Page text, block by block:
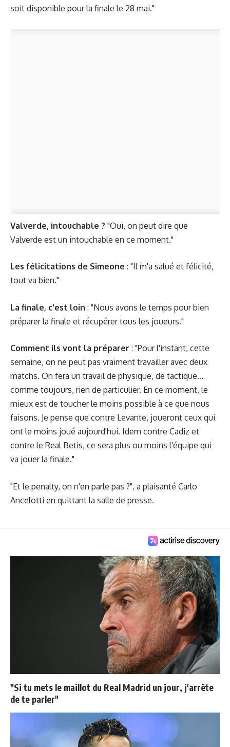
soit disponible pour la finale le 28 mai."
Valverde, intouchable ? "Oui, on peut dire que
Valverde est un intouchable en ce moment."
Les félicitations de Simeone : "Il m'a salué et félicité,
tout va bien."
La finale, c'est loin : "Nous avons le temps pour bien
préparer la finale et récupérer tous les joueurs."
Comment ils vont la préparer : "Pour l'instant, cette
semaine, on ne peut pas vraiment travailler avec deux
matchs. On fera un travail de physique, de tactique...
comme toujours, rien de particulier. En ce moment, le
mieux est de toucher le moins possible à ce que nous
faisons. Je pense que contre Levante, joueront ceux qui
ont le moins joué aujourd'hui. Idem contre Cadiz et
contre le Real Betis, ce sera plus ou moins l'équipe qui
va jouer la finale."
"Et le penalty, on n'en parle pas ?", a plaisanté Carlo
Ancelotti en quittant la salle de presse.
"Si tu mets le maillot du Real Madrid un jour, j'arrête
de te parler"